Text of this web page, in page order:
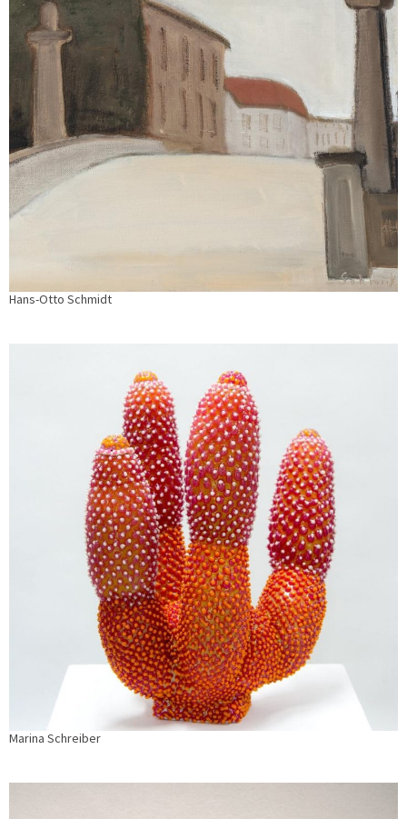
Hans-Otto Schmidt
Marina Schreiber